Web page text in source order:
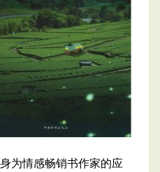
为情感畅销书作家的应